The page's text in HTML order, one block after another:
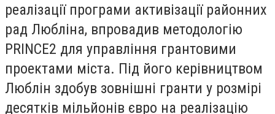
реалізації програми активізації районних
рад Любліна, впровадив методологію
PRINCE2 для управління грантовими
проектами міста. Під його керівництвом
Люблін здобув зовнішні гранти у розмірі
десятків мільйонів євро на реалізацію